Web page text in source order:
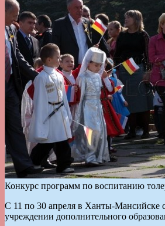
Конкурс программ по воспитанию
С 11 по 30 апреля в Ханты-Мансийске
учреждении дополнительного